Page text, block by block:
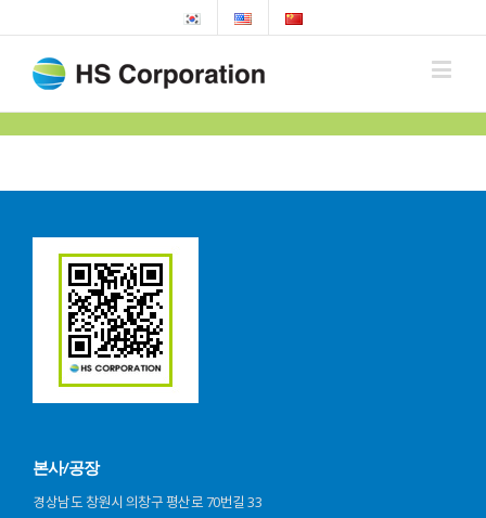
본사/공장
경상남도 창원시 의창구 평산로 70번길 33